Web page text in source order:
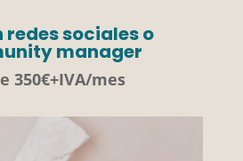
redes sociales o
manager
350€+IVA/mes